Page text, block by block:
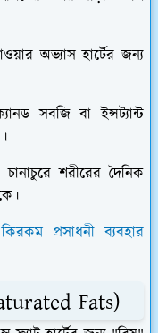
অভ্যাস হার্টের জন্য
সবজি বা ইন্সট্যান্ট
শরীরের দৈনিক
প্রসাধনী ব্যবহার
Fats)